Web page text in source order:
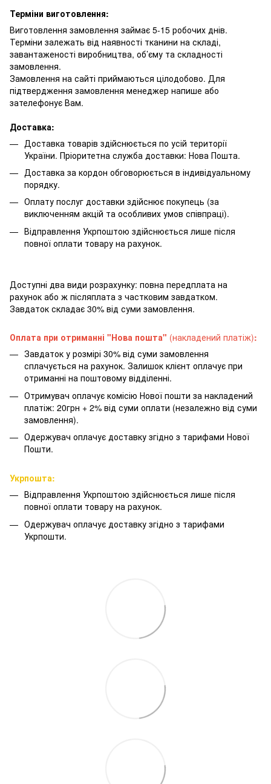
Терміни виготовлення:
Виготовлення замовлення займає 5-15 робочих днів.
Терміни залежать від наявності тканини на складі,
завантаженості виробництва, об’єму та складності
замовлення.
Замовлення на сайті приймаються цілодобово. Для
підтвердження замовлення менеджер напише або
зателефонує Вам.
Доставка:
Доставка товарів здійснюється по усій території
України. Пріоритетна служба доставки: Нова Пошта.
Доставка за кордон обговорюється в індивідуальному
порядку.
Оплату послуг доставки здійснює покупець (за
виключенням акцій та особливих умов співпраці).
Відправлення Укрпоштою здійснюється лише після
повної оплати товару на рахунок.
Доступні два види розрахунку: повна передплата на
рахунок або ж післяплата з частковим завдатком.
Завдаток складає 30% від суми замовлення.
Оплата при отриманні "Нова пошта" (накладений платіж):
Завдаток у розмірі 30% від суми замовлення
сплачується на рахунок. Залишок клієнт оплачує при
отриманні на поштовому відділенні.
Отримувач оплачує комісію Нової пошти за накладений
платіж: 20грн + 2% від суми оплати (незалежно від суми
замовлення).
Одержувач оплачує доставку згідно з тарифами Нової
Пошти.
Укрпошта:
Відправлення Укрпоштою здійснюється лише після
повної оплати товару на рахунок.
Одержувач оплачує доставку згідно з тарифами
Укрпошти.